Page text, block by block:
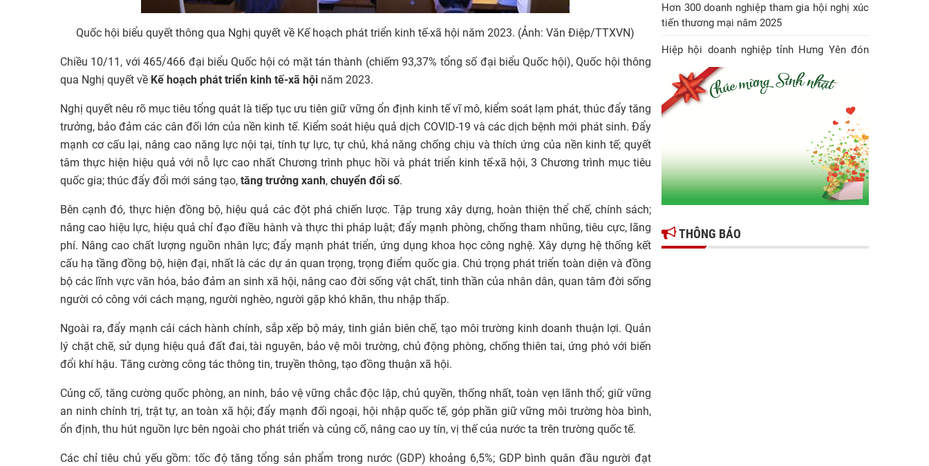
Quốc hội biểu quyết thông qua Nghị quyết về Kế hoạch phát triển kinh tế-xã hội năm 2023. (Ảnh: Văn Điệp/TTXVN)
Chiều 10/11, với 465/466 đại biểu Quốc hội có mặt tán thành (chiếm 93,37% tổng số đại biểu Quốc hội), Quốc hội thông
qua Nghị quyết về Kế hoạch phát triển kinh tế-xã hội năm 2023.
Nghị quyết nêu rõ mục tiêu tổng quát là tiếp tục ưu tiên giữ vững ổn định kinh tế vĩ mô, kiểm soát lạm phát, thúc đẩy tăng
trưởng, bảo đảm các cân đối lớn của nền kinh tế. Kiểm soát hiệu quả dịch COVID-19 và các dịch bệnh mới phát sinh. Đẩy
mạnh cơ cấu lại, nâng cao năng lực nội tại, tính tự lực, tự chủ, khả năng chống chịu và thích ứng của nền kinh tế; quyết
tâm thực hiện hiệu quả với nỗ lực cao nhất Chương trình phục hồi và phát triển kinh tế-xã hội, 3 Chương trình mục tiêu
quốc gia; thúc đẩy đổi mới sáng tạo, tăng trưởng xanh, chuyển đổi số.
Bên cạnh đó, thực hiện đồng bộ, hiệu quả các đột phá chiến lược. Tập trung xây dựng, hoàn thiện thể chế, chính sách;
nâng cao hiệu lực, hiệu quả chỉ đạo điều hành và thực thi pháp luật; đẩy mạnh phòng, chống tham nhũng, tiêu cực, lãng
phí. Nâng cao chất lượng nguồn nhân lực; đẩy mạnh phát triển, ứng dụng khoa học công nghệ. Xây dựng hệ thống kết
cấu hạ tầng đồng bộ, hiện đại, nhất là các dự án quan trọng, trọng điểm quốc gia. Chú trọng phát triển toàn diện và đồng
bộ các lĩnh vực văn hóa, bảo đảm an sinh xã hội, nâng cao đời sống vật chất, tinh thần của nhân dân, quan tâm đời sống
người có công với cách mạng, người nghèo, người gặp khó khăn, thu nhập thấp.
Ngoài ra, đẩy mạnh cải cách hành chính, sắp xếp bộ máy, tinh giản biên chế, tạo môi trường kinh doanh thuận lợi. Quản
lý chặt chẽ, sử dụng hiệu quả đất đai, tài nguyên, bảo vệ môi trường, chủ động phòng, chống thiên tai, ứng phó với biến
đổi khí hậu. Tăng cường công tác thông tin, truyền thông, tạo đồng thuận xã hội.
Củng cố, tăng cường quốc phòng, an ninh, bảo vệ vững chắc độc lập, chủ quyền, thống nhất, toàn vẹn lãnh thổ; giữ vững
an ninh chính trị, trật tự, an toàn xã hội; đẩy mạnh đối ngoại, hội nhập quốc tế, góp phần giữ vững môi trường hòa bình,
ổn định, thu hút nguồn lực bên ngoài cho phát triển và củng cố, nâng cao uy tín, vị thế của nước ta trên trường quốc tế.
Các chỉ tiêu chủ yếu gồm: tốc độ tăng tổng sản phẩm trong nước (GDP) khoảng 6,5%; GDP bình quân đầu người đạt
Hơn 300 doanh nghiệp tham gia hội nghị xúc
tiến thương mại năm 2025
Hiệp hội doanh nghiệp tỉnh Hưng Yên đón
Huân chương Lao động hạng Nhì
Gợi mở giải pháp để thúc đẩy doanh nghiệp
tỉnh Hưng Yên phát triển
Ông Đỗ Văn Vẻ là Chủ tịch Hiệp hội Doanh
Hiệp hội doanh nghiệp tỉnh Hưng Yên: Cập
nhật chính sách thuế mới và phòng ngừa rủi
ro thuế cho doanh nghiệp
THÔNG BÁO